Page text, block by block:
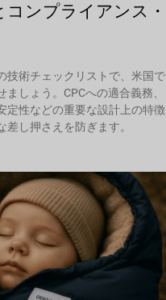
コンプライアンス・
技術チェックリストで、米国で
しょう。CPCへの適合義務、
定性などの重要な設計上の特徴
し押さえを防ぎます。